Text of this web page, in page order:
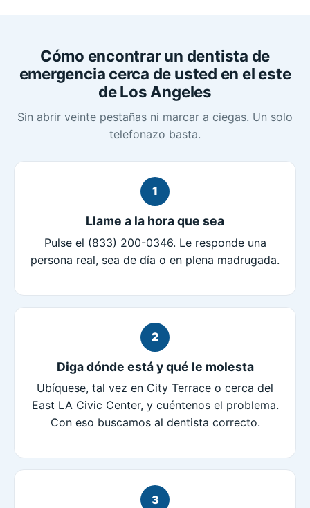
Cómo encontrar un dentista de
emergencia cerca de usted en el este
de Los Angeles
Sin abrir veinte pestañas ni marcar a ciegas. Un solo
telefonazo basta.
1
Llame a la hora que sea
Pulse el (833) 200-0346. Le responde una
persona real, sea de día o en plena madrugada.
2
Diga dónde está y qué le molesta
Ubíquese, tal vez en City Terrace o cerca del
East LA Civic Center, y cuéntenos el problema.
Con eso buscamos al dentista correcto.
3